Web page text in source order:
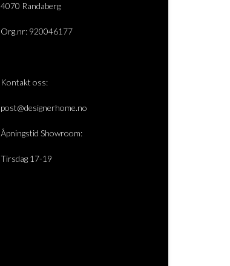
4070 Randaberg
Org.nr: 920046177
Kontakt oss:
post@designerhome.no
Åpningstid Showroom:
Tirsdag 17-19